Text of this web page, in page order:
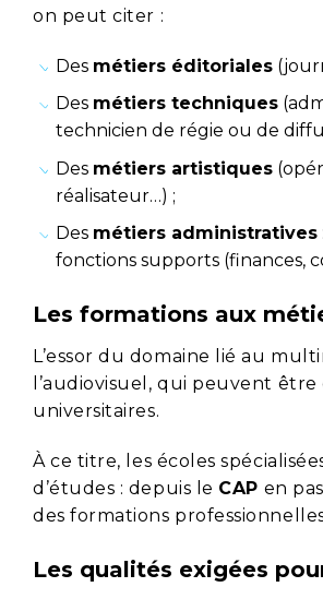
on peut citer :
Des métiers éditoriales
Des métiers techniques
technicien de régie ou de
Des métiers artistiques
réalisateur…) ;
Des métiers administratives
fonctions supports (finances,
Les formations aux
L’essor du domaine lié au
l’audiovisuel, qui peuvent
universitaires.
À ce titre, les écoles
d’études : depuis le CAP en
des formations
Les qualités exigées